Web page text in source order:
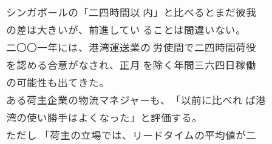
シンガポールの「二四時間以 内」と比べるとまだ彼我
の差は大きいが、前進してい ることは間違いない。
二〇〇一年には、港湾運送業の 労使間で二四時間荷役
を認める合意がなされ、正月 を除く年間三六四日稼働
の可能性も出てきた。
ある荷主企業の物流マネジャーも、「以前に比べれ ば港
湾の使い勝手はよくなった」と評価する。
ただし 「荷主の立場では、リードタイムの平均値が二